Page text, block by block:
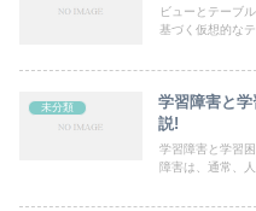
ビューとテーブ
基づく仮想的な
未分類
学習障害と
説!
学習障害と学習
障害は、通常、